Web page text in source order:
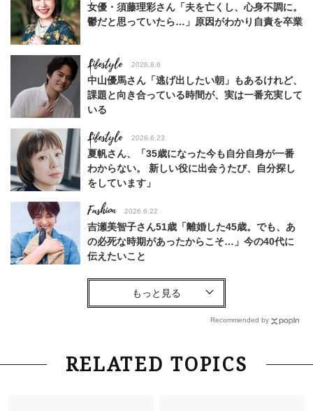
女優・須藤理彩さん「夫を亡くし、心身不調に。
鬱だと思っていたら…」原因がわかり自責を卒業
Lifestyle 2026.8.6
中山優馬さん「逃げ出したい朝」もあるけれど、
課題と向き合っている時間が、実は一番充実して
いる
Lifestyle 2026.6.23
夏帆さん、「35歳になった今も自分自身が一番
わからない。 新しい役に出会うたび、自分探し
をしています」
Fashion 2026.6.22
吉瀬美智子さん51歳「離婚した45歳。でも、あ
の必死な時期があったからこそ…」今の40代に
伝えたいこと
Fashion
【40代コンサバ派】白Tシャツは「パール×ゴー
Lifestyle 2026.7.29
「お若いですね」は褒め言葉？“若い＝美しい”と
Recommended by
RELATED TOPICS